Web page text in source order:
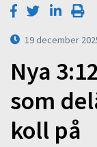
19 december
Nya
som
koll på